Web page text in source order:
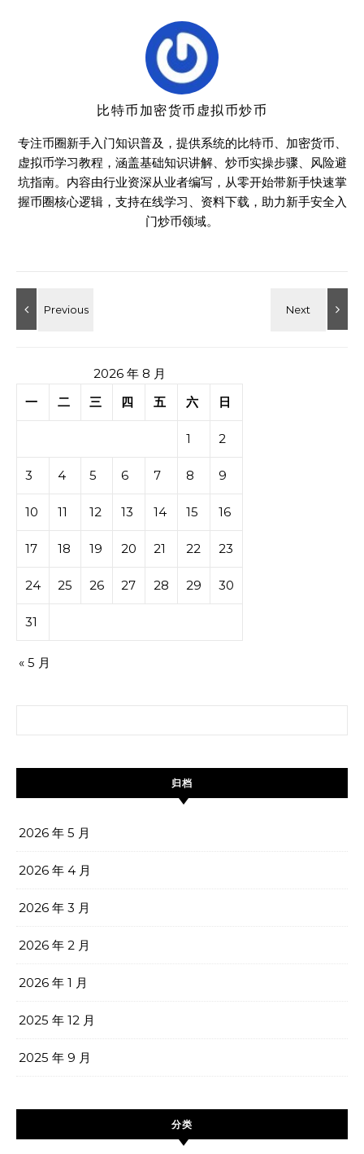
比特币加密货币虚拟币炒币
专注币圈新手入门知识普及，提供系统的比特币、加密货币、
虚拟币学习教程，涵盖基础知识讲解、炒币实操步骤、风险避
坑指南。内容由行业资深从业者编写，从零开始带新手快速掌
握币圈核心逻辑，支持在线学习、资料下载，助力新手安全入
门炒币领域。
2026 年 8 月
一
二 三 四 五 六 日
1 2
3 4 5 6 7 8 9
10 11 12 13 14 15 16
17 18 19 20 21 22 23
24 25 26 27 28 29 30
31
« 5 月
归档
2026 年 5 月
2026 年 4 月
2026 年 3 月
2026 年 2 月
2026 年 1 月
2025 年 12 月
2025 年 9 月
分类